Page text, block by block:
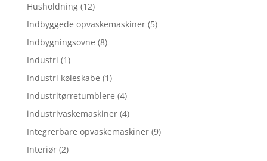
Husholdning (12)
Indbyggede opvaskemaskiner (5)
Indbygningsovne (8)
Industri (1)
Industri køleskabe (1)
Industritørretumblere (4)
industrivaskemaskiner (4)
Integrerbare opvaskemaskiner (9)
Interiør (2)